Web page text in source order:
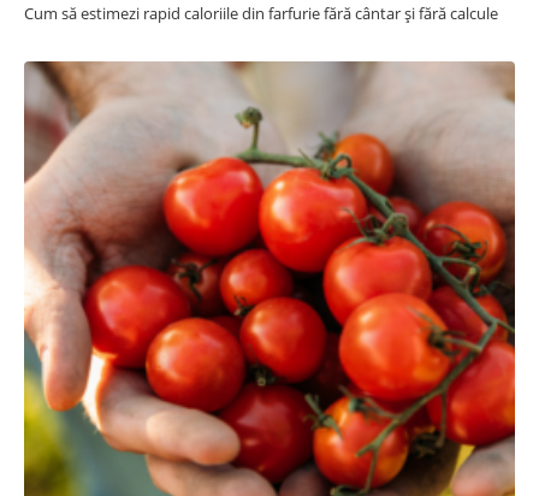
Cum să estimezi rapid caloriile din farfurie fără cântar și fără calcule